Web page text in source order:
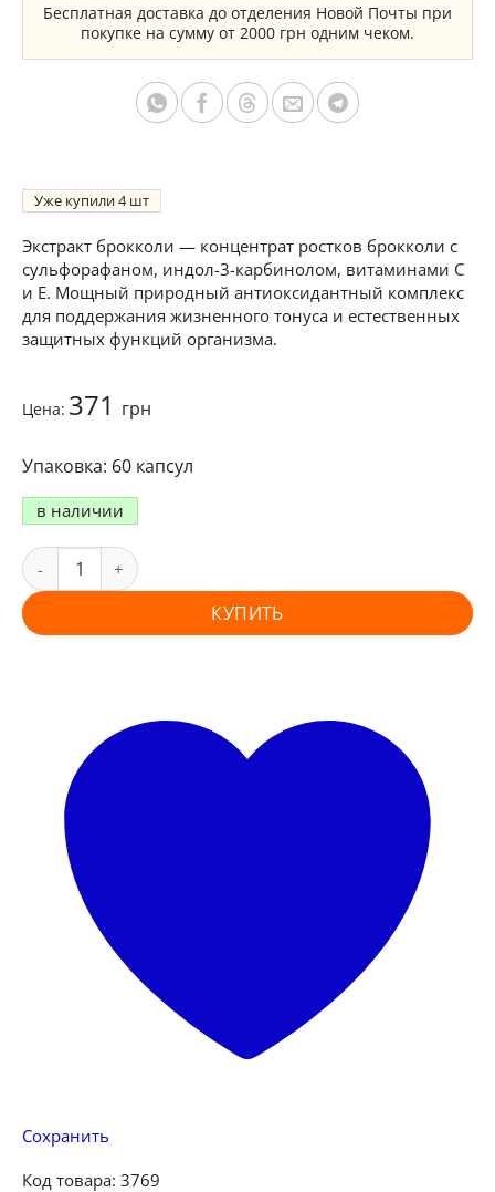
Бесплатная доставка до отделения Новой Почты при
покупке на сумму от 2000 грн одним чеком.
Уже купили4
Экстракт брокколи — концентрат ростков брокколи с
сульфорафаном, индол-3-карбинолом, витаминами C
и E. Мощный природный антиоксидантный комплекс
для поддержания жизненного тонуса и естественных
защитных функций организма.
Цена: 371 грн
60 капсул
в наличии
КУПИТЬ
Сохранить
Код товара: 3769